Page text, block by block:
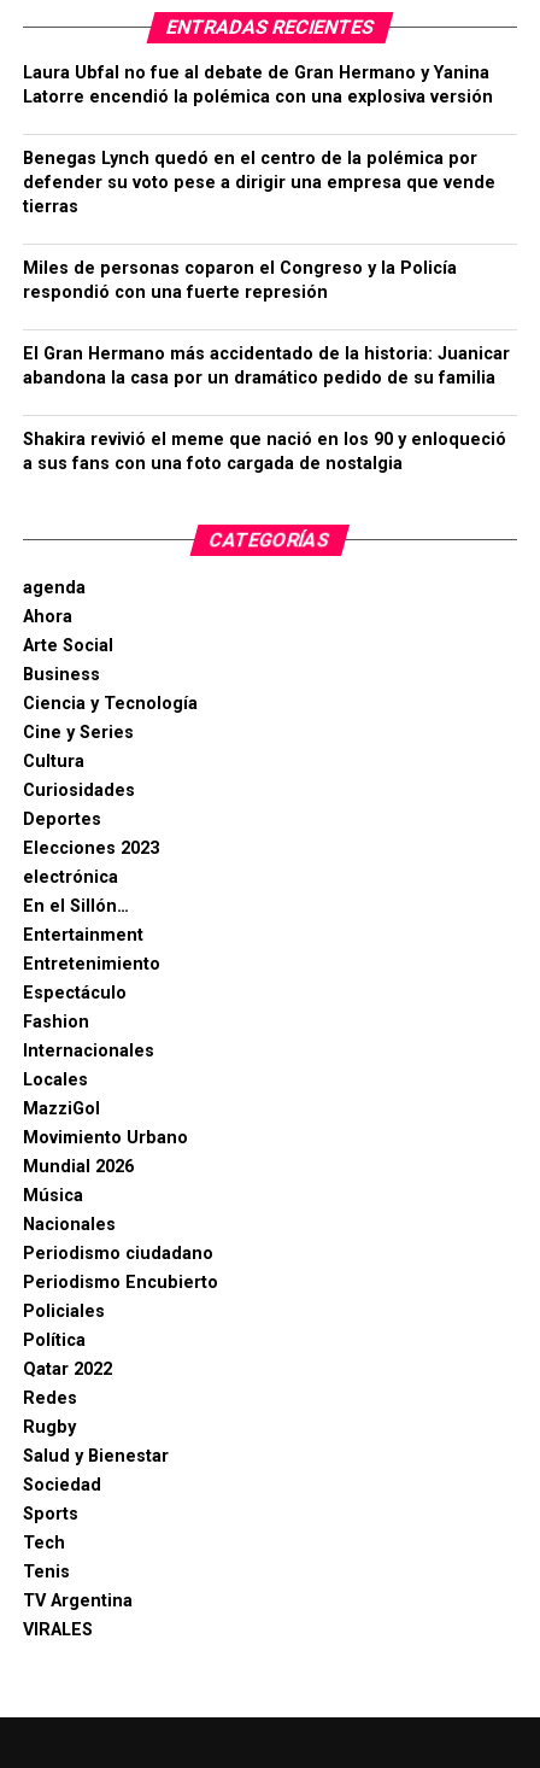
ENTRADAS RECIENTES
Laura Ubfal no fue al debate de Gran Hermano y Yanina
Latorre encendió la polémica con una explosiva versión
Benegas Lynch quedó en el centro de la polémica por
defender su voto pese a dirigir una empresa que vende
tierras
Miles de personas coparon el Congreso y la Policía
respondió con una fuerte represión
El Gran Hermano más accidentado de la historia: Juanicar
abandona la casa por un dramático pedido de su familia
Shakira revivió el meme que nació en los 90 y enloqueció
a sus fans con una foto cargada de nostalgia
CATEGORÍAS
agenda
Ahora
Arte Social
Business
Ciencia y Tecnología
Cine y Series
Cultura
Curiosidades
Deportes
Elecciones 2023
electrónica
En el Sillón…
Entertainment
Entretenimiento
Espectáculo
Fashion
Internacionales
Locales
MazziGol
Movimiento Urbano
Mundial 2026
Música
Nacionales
Periodismo ciudadano
Periodismo Encubierto
Policiales
Política
Qatar 2022
Redes
Rugby
Salud y Bienestar
Sociedad
Sports
Tech
Tenis
TV Argentina
VIRALES